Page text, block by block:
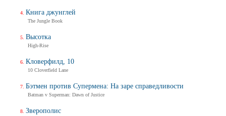
Книга джунглей
The Jungle Book
Высотка
High-Rise
Кловерфилд, 10
10 Cloverfield Lane
Бэтмен против Супермена: На заре справедливости
Batman v Superman: Dawn of Justice
Зверополис